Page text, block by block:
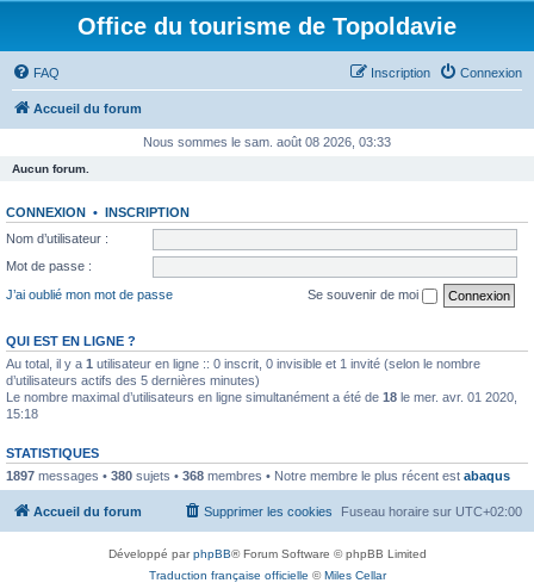
Office du tourisme de Topoldavie
FAQ Connexion
Inscription
Accueil du forum
Nous sommes le sam. août 08 2026, 03:33
Aucun forum.
CONNEXION • INSCRIPTION
Nom d’utilisateur :
Mot de passe :
J’ai oublié mon mot de passe
Se souvenir de moi
QUI EST EN LIGNE ?
Au total, il y a 1 utilisateur en ligne :: 0 inscrit, 0 invisible et 1 invité (selon le nombre
d’utilisateurs actifs des 5 dernières minutes)
Le nombre maximal d’utilisateurs en ligne simultanément a été de 18 le mer. avr. 01 2020,
15:18
STATISTIQUES
1897 messages • 380 sujets • 368 membres • Notre membre le plus récent est abaqus
Accueil du forum Fuseau horaire sur UTC+02:00
Supprimer les cookies
Développé parphpBB® Forum Software © phpBB Limited
Traduction française officielle ©Miles Cellar